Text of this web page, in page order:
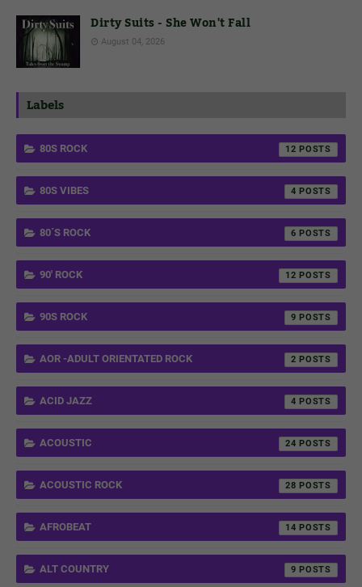
Dirty Suits - She Won't Fall
August 04, 2026
Labels
80S ROCK 12
80S VIBES 4
80´S ROCK 6
90' ROCK 12
90S ROCK 9
AOR -ADULT ORIENTATED ROCK 2
ACID JAZZ 4
ACOUSTIC 24
ACOUSTIC ROCK 28
AFROBEAT 14
ALT COUNTRY 9